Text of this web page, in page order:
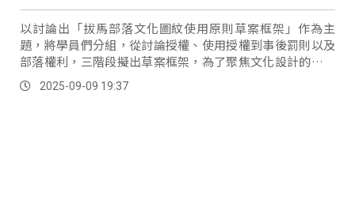
以討論出「拔馬部落文化圖紋使用原則草案框架」作為主
題，將學員們分組，從討論授權、使用授權到事後罰則以及
部落權利，三階段擬出草案框架，為了聚焦文化設計的倫理
邊界，由返鄉深耕的西拉雅族青年組成的「歸途拔馬」，今
年就跟台南研究發展考核委員會合作，舉辦部落文化設計審
2025-09-09 19:37